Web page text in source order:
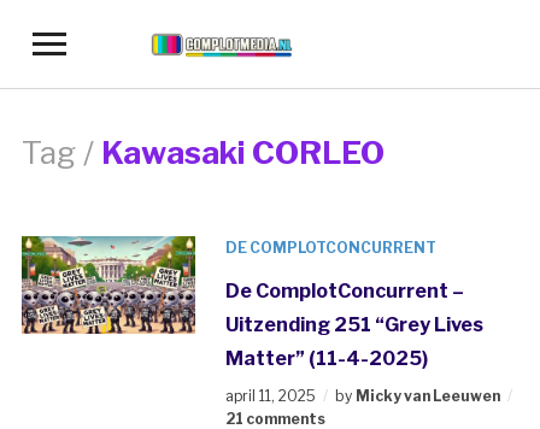
Toggle
navigation
Tag / Kawasaki CORLEO
DE COMPLOTCONCURRENT
De ComplotConcurrent –
Uitzending 251 “Grey Lives
Matter” (11-4-2025)
april 11, 2025 by Micky van Leeuwen
21 comments